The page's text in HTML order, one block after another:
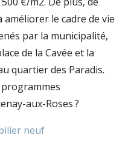
le cadre de vie
par la municipalité,
de la Cavée et la
quartier des Paradis.
aux-Roses ?
neuf